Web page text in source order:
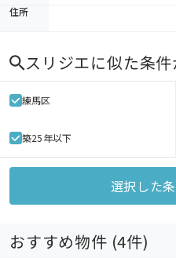
住所
スリジエに似た条
練馬区
築25年以下
選択した
おすすめ物件 (4件)